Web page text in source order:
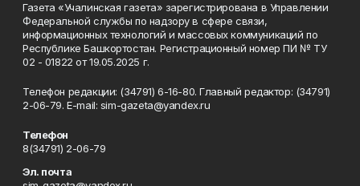
Газета «Учалинская газета» зарегистрирована в Управлении
Федеральной службы по надзору в сфере связи,
информационных технологий и массовых коммуникаций по
Республике Башкортостан. Регистрационный номер ПИ № ТУ
02 - 01822 от 19.05.2025 г.
Телефон редакции: (34791) 6-16-80. Главный редактор: (34791)
2-06-79. Е-mаil: sim-gazeta@yandex.ru
Телефон
8(34791) 2-06-79
Эл. почта